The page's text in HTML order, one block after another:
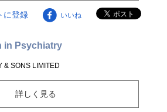
に登録 いいね
in Psychiatry
& SONS LIMITED
詳しく見る